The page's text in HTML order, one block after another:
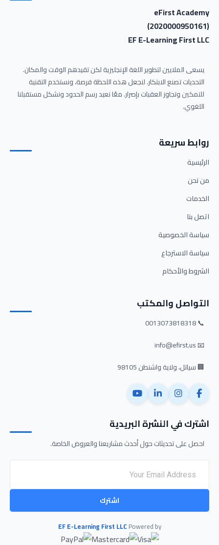
eFirst Academy
EF E-Learning First LLC
يسعى الملايين لتطوير اللغة الإنجليزية لكن تقيدهم الوقت والمكان.
التحديات تصنع الابتكار. لنجعل هذه اللحظة فرصة، ونستخدم التقنية
للتمكين وتجاوز العقبات بإصرار. معًا نعيد رسم الحدود ونشكل مستقبلنا
اللغوي.
روابط سريعة
الرئيسية
من نحن
الخدمات
اتصل بنا
سياسة الخصوصية
سياسة الاسترجاع
الشروط والأحكام
التواصل والمكتب
📞 0013073818318
📧 info@efirst.us
🏢 سياتل، ولاية واشنطن 98105
اشترك في النشرة البريدية
احصل على تحديثات حول أحدث مشاريعنا والعروض الخاصة.
اشترك
Powered by
EF E-Learning First LLC